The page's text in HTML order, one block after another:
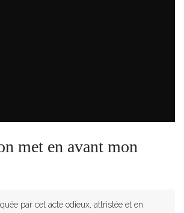
met en avant mon
par cet acte odieux, attristée et en